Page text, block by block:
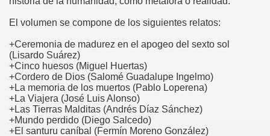
El volumen se compone de los siguientes relatos:
+Ceremonia de madurez en el apogeo del sexto sol
(Lisardo Suárez)
+Cinco huesos (Miguel Huertas)
+Cordero de Dios (Salomé Guadalupe Ingelmo)
+La memoria de los muertos (Pablo Loperena)
+La Viajera (José Luis Alonso)
+Las Tierras Malditas (Andrés Díaz Sánchez)
+Mundo perdido (Diego Salcedo)
+El santuru caníbal (Fermín Moreno González)